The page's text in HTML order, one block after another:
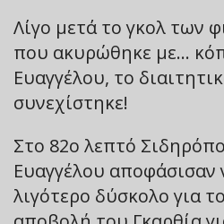
Λίγο μετά το γκολ των
που ακυρώθηκε με…
Ευαγγέλου, το
συνεχίστηκε!
Στο 82ο λεπτό
Ευαγγέλου αποφάσισαν
λιγότερο δύσκολο για